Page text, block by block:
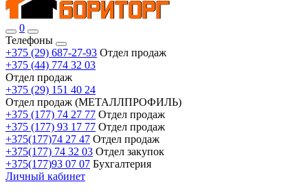
0
Телефоны
+375 (29) 687-27-93 Отдел продаж
+375 (44) 774 32 03
Отдел продаж
+375 (29) 151 40 24
Отдел продаж (МЕТАЛЛПРОФИЛЬ)
+375 (177) 74 27 77 Отдел продаж
+375 (177) 93 17 77 Отдел продаж
+375(177)74 27 47 Отдел продаж
+375(177) 74 32 03 Отдел закупок
+375(177)93 07 07 Бухгалтерия
Личный кабинет